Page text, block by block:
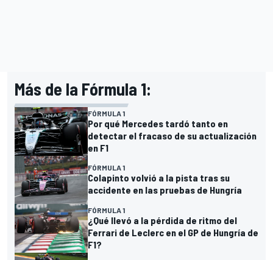
Más de la Fórmula 1:
FÓRMULA 1
Por qué Mercedes tardó tanto en
detectar el fracaso de su actualización
en F1
FÓRMULA 1
Colapinto volvió a la pista tras su
accidente en las pruebas de Hungría
FÓRMULA 1
¿Qué llevó a la pérdida de ritmo del
Ferrari de Leclerc en el GP de Hungría de
F1?